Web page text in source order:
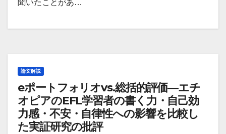
聞いたことがあ…
論文解説
eポートフォリオvs.総括的評価―エチ
オピアのEFL学習者の書く力・自己効
力感・不安・自律性への影響を比較し
た実証研究の批評